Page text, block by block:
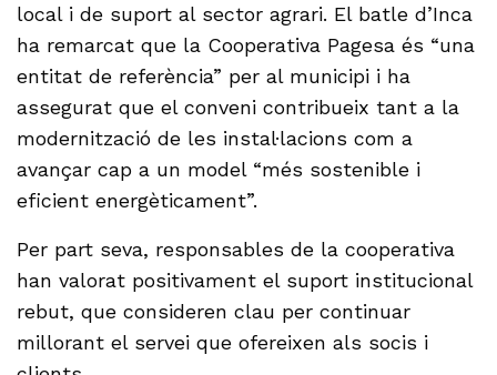
local i de suport al sector agrari. El batle d’Inca
ha remarcat que la Cooperativa Pagesa és “una
entitat de referència” per al municipi i ha
assegurat que el conveni contribueix tant a la
modernització de les instal·lacions com a
avançar cap a un model “més sostenible i
eficient energèticament”.
Per part seva, responsables de la cooperativa
han valorat positivament el suport institucional
rebut, que consideren clau per continuar
millorant el servei que ofereixen als socis i